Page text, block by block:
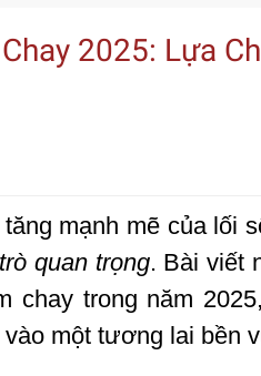
2025: Lựa
mạnh mẽ của lối
quan trọng. Bài viết
chay trong năm
một tương lai bền